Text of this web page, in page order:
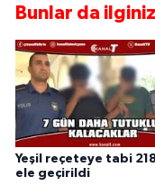
Bunlar da
Yeşil reçeteye tabi
ele geçirildi